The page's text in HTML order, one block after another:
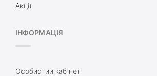
Акції
ІНФОРМАЦІЯ
Особистий кабінет